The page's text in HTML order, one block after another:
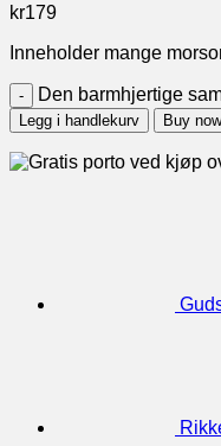
kr179
Inneholder mange
Den barmhjertige
Legg i handlekurv Buy now